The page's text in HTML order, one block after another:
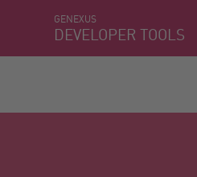
GENEXUS
DEVELOPER TOOLS